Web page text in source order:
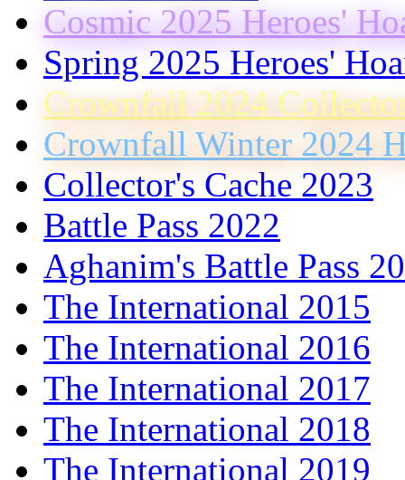
Cosmic 2025 Heroes'
Spring 2025 Heroes'
Crownfall 2024
Crownfall Winter 2024
Collector's Cache 2023
Battle Pass 2022
Aghanim's Battle Pass
The International 2015
The International 2016
The International 2017
The International 2018
The International 2019